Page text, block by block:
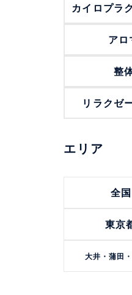
カイロプラ
アロ
整
リラクゼ
エリア
全国
東京
大井・蒲田